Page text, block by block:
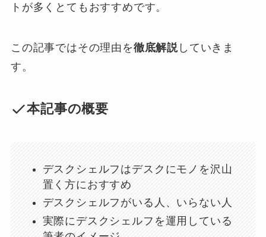
トが多くとてもおすすめです。
この記事ではその理由を徹底解説 していきま
す。
本記事の概要
デスクシェルフはデスクにモノを沢山
置く方におすすめ
デスクシェルフがいる人、いらない人
実際にデスクシェルフを運用している